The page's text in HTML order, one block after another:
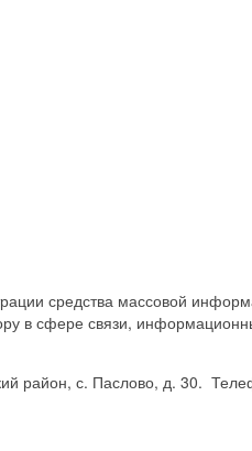
средства массовой
в сфере связи,
район, с. Паслово, д. 30.